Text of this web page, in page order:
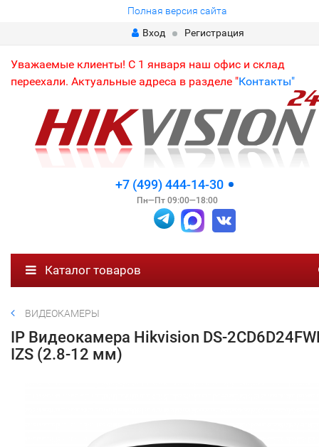
Полная версия сайта
Вход
Регистрация
Уважаемые клиенты! С 1 января наш офис и склад
переехали. Актуальные адреса в разделе "Контакты"
+7 (499) 444-14-30
Пн—Пт 09:00—18:00
Каталог товаров
ВИДЕОКАМЕРЫ
IP Видеокамера Hikvision DS-
IZS (2.8-12 мм)